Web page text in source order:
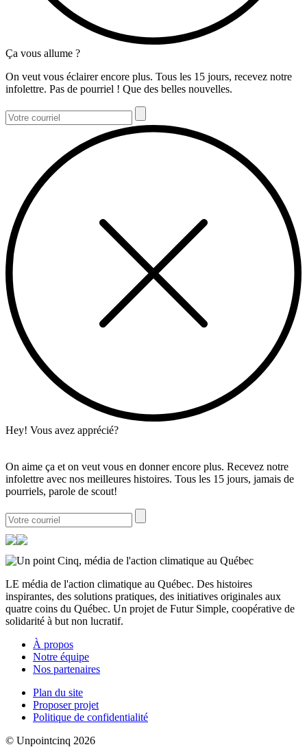
Ça vous allume ?
On veut vous éclairer encore plus. Tous les 15 jours, recevez notre
infolettre. Pas de pourriel ! Que des belles nouvelles.
Hey! Vous avez apprécié?
On aime ça et on veut vous en donner encore plus. Recevez notre
infolettre avec nos meilleures histoires. Tous les 15 jours, jamais de
pourriels, parole de scout!
LE média de l'action climatique au Québec. Des histoires
inspirantes, des solutions pratiques, des initiatives originales aux
quatre coins du Québec. Un projet de Futur Simple, coopérative de
solidarité à but non lucratif.
À propos
Notre équipe
Nos partenaires
Plan du site
Proposer projet
Politique de confidentialité
© Unpointcinq 2026